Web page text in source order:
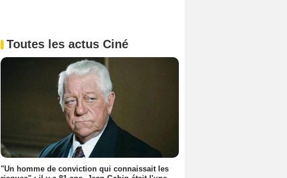
Toutes les actus Ciné
"Un homme de conviction qui connaissait les